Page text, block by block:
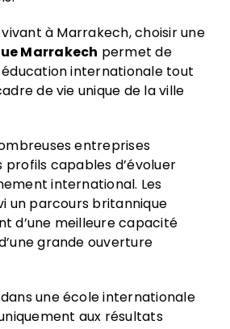
à Marrakech, choisir une
Marrakech permet de
éducation internationale tout
de vie unique de la ville
entreprises
capables d’évoluer
international. Les
un parcours britannique
d’une meilleure capacité
grande ouverture
une école internationale
aux résultats